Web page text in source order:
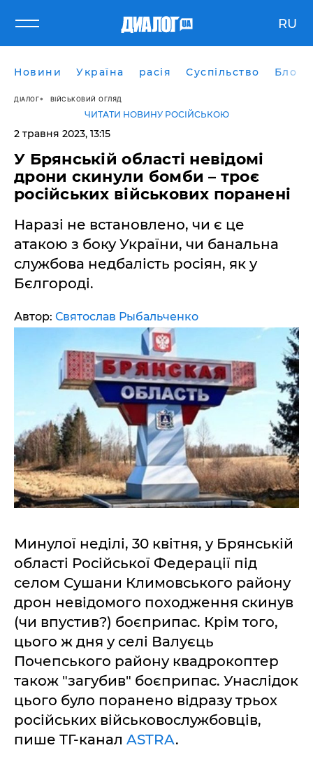
RU
Новини Україна расія Суспільство Блоги
ДІАЛОГ ВІЙСЬКОВИЙ ОГЛЯД
ЧИТАТИ НОВИНУ РОСІЙСЬКОЮ
2 травня 2023, 13:15
У Брянській області невідомі
дрони скинули бомби – троє
російських військових поранені
Наразі не встановлено, чи є це
атакою з боку України, чи банальна
службова недбалість росіян, як у
Бєлгороді.
Автор: Святослав Рыбальченко
Минулої неділі, 30 квітня, у Брянській
області Російської Федерації під
селом Сушани Климовського району
дрон невідомого походження скинув
(чи впустив?) боєприпас. Крім того,
цього ж дня у селі Валуєць
Почепського району квадрокоптер
також "загубив" боєприпас. Унаслідок
цього було поранено відразу трьох
російських військовослужбовців,
пише ТГ-канал ASTRA.